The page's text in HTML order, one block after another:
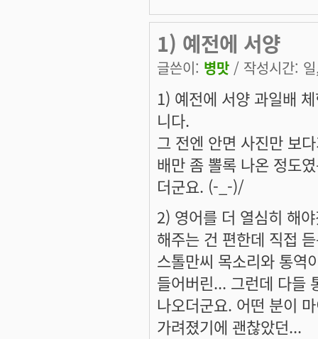
1) 예전에 서양
글쓴이: 병맛 / 작성시간:
1) 예전에 서양 과일배
니다.
그 전엔 안면 사진만 보
배만 좀 뽈록 나온 정도
더군요. (-_-)/
2) 영어를 더 열심히 해
해주는 건 편한데 직접
스톨만씨 목소리와 통역
들어버린... 그런데 다들
나오더군요. 어떤 분이
가려졌기에 괜찮았던...